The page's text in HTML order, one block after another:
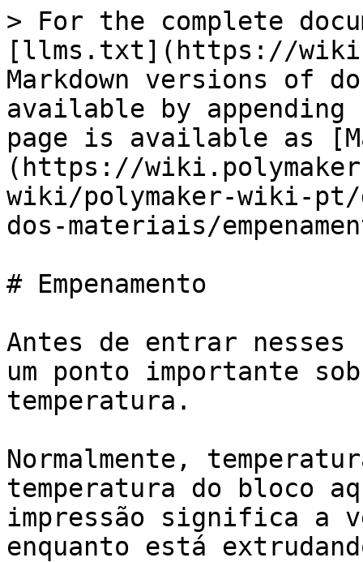
> For the complete
[llms.txt](https://
Markdown versions of
available by
page is available as
(https://
wiki/polymaker-wiki-pt/
dos-materiais/
# Empenamento
Antes de entrar nesses
um ponto importante
temperatura.
Normalmente,
temperatura do bloco
impressão significa a
enquanto está